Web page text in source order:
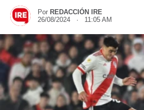
Por REDACCIÓN IRE
26/08/2024 · 11:05 AM